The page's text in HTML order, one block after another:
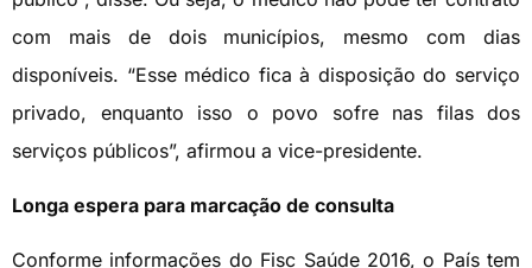
com mais de dois municípios, mesmo com dias
disponíveis. “Esse médico fica à disposição do serviço
privado, enquanto isso o povo sofre nas filas dos
serviços públicos”, afirmou a vice-presidente.
Longa espera para marcação de consulta
Conforme informações do Fisc Saúde 2016, o País tem